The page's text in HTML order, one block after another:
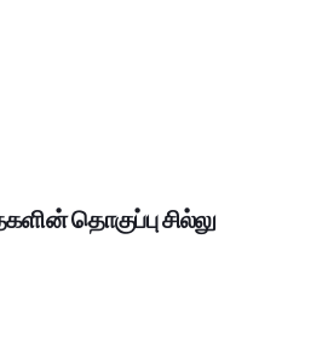
தொகுப்பு சில்லு